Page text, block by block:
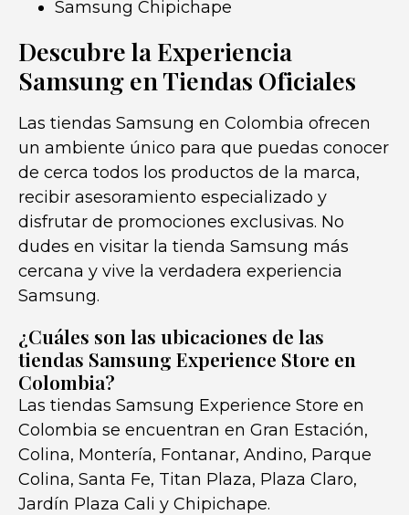
Samsung Chipichape
Descubre la Experiencia
Samsung en Tiendas Oficiales
Las tiendas Samsung en Colombia ofrecen
un ambiente único para que puedas conocer
de cerca todos los productos de la marca,
recibir asesoramiento especializado y
disfrutar de promociones exclusivas. No
dudes en visitar la tienda Samsung más
cercana y vive la verdadera experiencia
Samsung.
¿Cuáles son las ubicaciones de las
tiendas Samsung Experience Store en
Colombia?
Las tiendas Samsung Experience Store en
Colombia se encuentran en Gran Estación,
Colina, Montería, Fontanar, Andino, Parque
Colina, Santa Fe, Titan Plaza, Plaza Claro,
Jardín Plaza Cali y Chipichape.